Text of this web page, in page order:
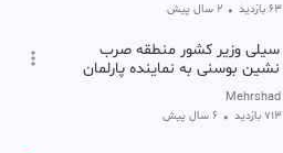
63 بازدید • 2 سال پیش
سیلی وزیر کشور منطقه صرب
نشین بوسنی به نماینده پارلمان
Mehrshad
713 بازدید • 6 سال پیش